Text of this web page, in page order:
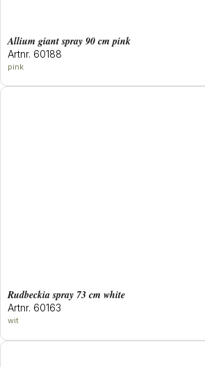
allium giant spray 90 cm pink
Artnr. 60188
pink
rudbeckia spray 73 cm white
Artnr. 60163
wit